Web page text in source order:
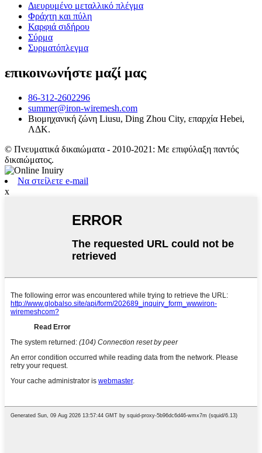
Διευρυμένο μεταλλικό πλέγμα
Φράχτη και πύλη
Καρφιά σιδήρου
Σύρμα
Συρματόπλεγμα
επικοινωνήστε μαζί μας
86-312-2602296
summer@iron-wiremesh.com
Βιομηχανική ζώνη Liusu, Ding Zhou City, επαρχία Hebei,
ΛΔΚ.
© Πνευματικά δικαιώματα - 2010-2021: Με επιφύλαξη παντός
δικαιώματος.
Να στείλετε e-mail
x